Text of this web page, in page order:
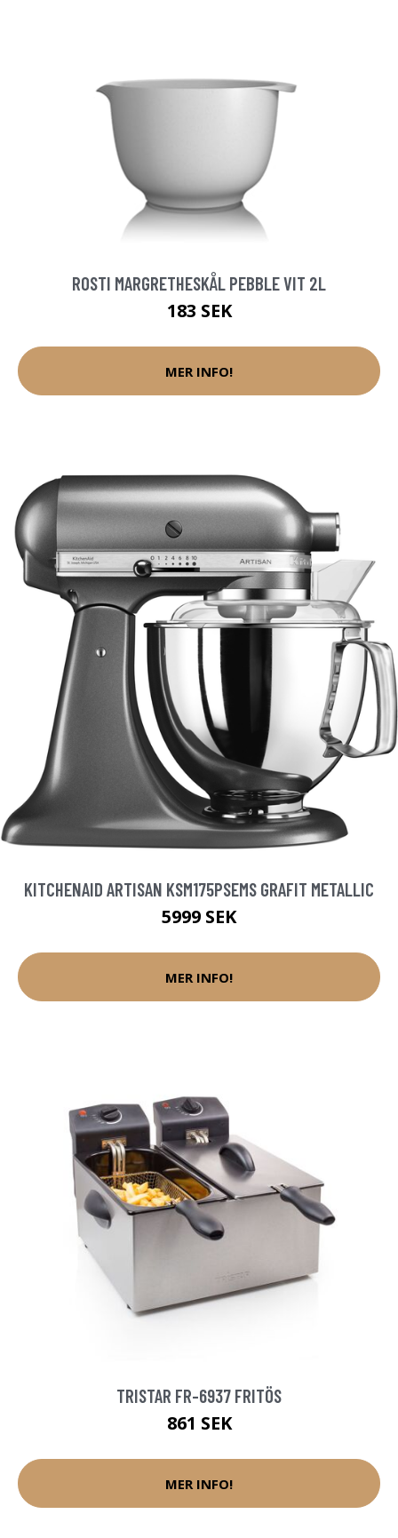
ROSTI MARGRETHESKÅL PEBBLE VIT 2L
183 SEK
MER INFO!
KITCHENAID ARTISAN KSM175PSEMS GRAFIT METALLIC
5999 SEK
MER INFO!
TRISTAR FR-6937 FRITÖS
861 SEK
MER INFO!